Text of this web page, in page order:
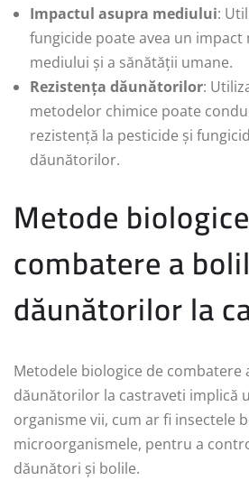
Impactul asupra mediului:
fungicide poate avea un impact
mediului și a sănătății umane.
Rezistența dăunătorilor:
metodelor chimice poate
rezistență la pesticide și
dăunătorilor.
Metode
combatere a
dăunătorilor la
Metodele biologice de combatere
dăunătorilor la castraveti implică
organisme vii, cum ar fi insectele
microorganismele, pentru a
dăunători și bolile.